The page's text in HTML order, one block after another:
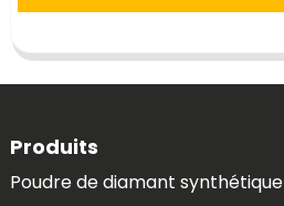
Produits
Poudre de diamant synthétique